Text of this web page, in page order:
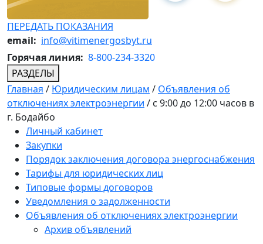
ПЕРЕДАТЬ ПОКАЗАНИЯ
email: info@vitimenergosbyt.ru
Горячая линия: 8-800-234-3320
РАЗДЕЛЫ
Главная / Юридическим лицам / Объявления об
отключениях электроэнергии / с 9:00 до 12:00 часов в
г. Бодайбо
Личный кабинет
Закупки
Порядок заключения договора энергоснабжения
Тарифы для юридических лиц
Типовые формы договоров
Уведомления о задолженности
Объявления об отключениях электроэнергии
Архив объявлений